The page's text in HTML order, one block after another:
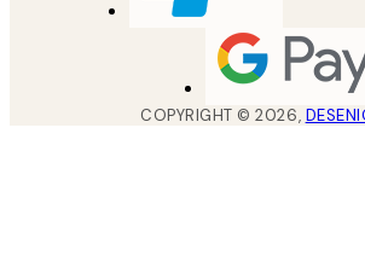
COPYRIGHT ©2026,